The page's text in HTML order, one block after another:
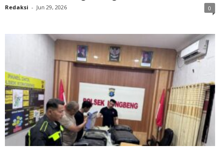
Redaksi - Jun 29, 2026 0